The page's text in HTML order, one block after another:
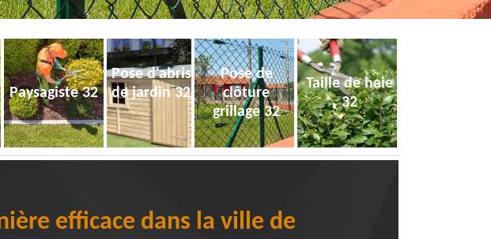
Paysagiste 32
Pose d'abris
de jardin 32
Pose de
clôture
grillage 32
Taille de haie
32
efficace dans la ville de